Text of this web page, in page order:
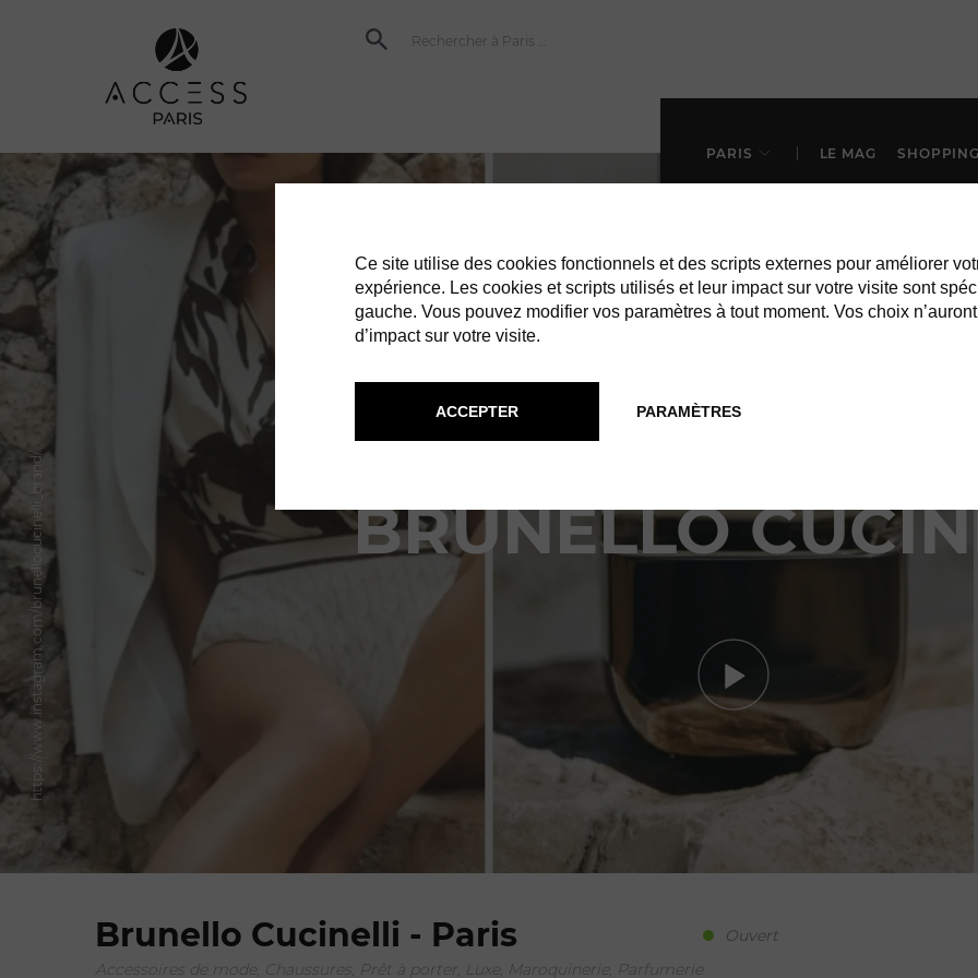
PARIS LE MAG
https://www.instagram.com/brunellocucinelli_brand/ BRUNELLO
Brunello Cucinelli - Paris
Accessoires de mode, Chaussures, Prêt à porter, Luxe, Maroquinerie, Parfumerie
Ouvert
Ce site utilise des cookies fonctionnels et des scripts externes pour améliorer
expérience. Les cookies et scripts utilisés et leur impact sur votre visite sont
gauche. Vous pouvez modifier vos paramètres à tout moment. Vos choix
d’impact sur votre visite.
PARAMÈTRES
ACCEPTER